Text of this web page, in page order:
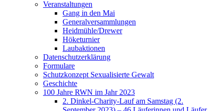
Veranstaltungen
Gang in den Mai
Generalversammlungen
Heidmühle/Drewer
Höketurnier
Laubaktionen
Datenschutzerklärung
Formulare
Schutzkonzept Sexualisierte Gewalt
Geschichte
100 Jahre RWN im Jahr 2023
2. Dinkel-Charity-Lauf am Samstag (2.